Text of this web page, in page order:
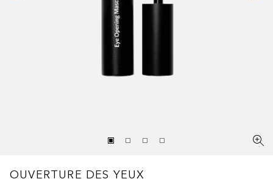
OUVERTURE DES YEUX